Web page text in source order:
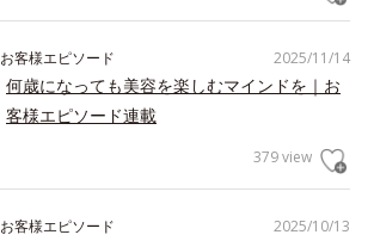
2025/11/14
お客様エピソード
何歳になっても美容を楽しむマインドを｜お
客様エピソード連載
379 view
2025/10/13
お客様エピソード